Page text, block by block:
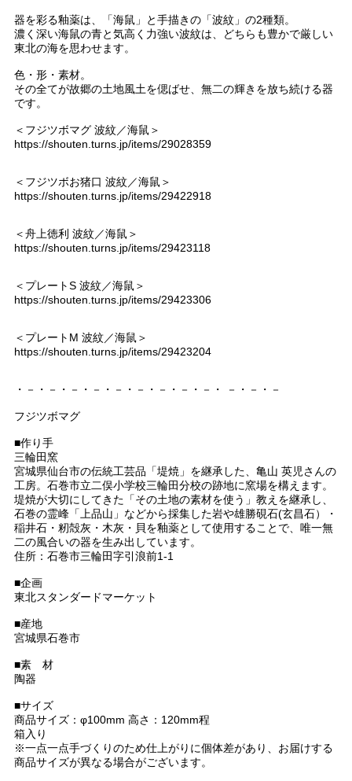
器を彩る釉薬は、「海鼠」と手描きの「波紋」の2種類。
濃く深い海鼠の青と気高く力強い波紋は、どちらも豊かで厳しい
東北の海を思わせます。
色・形・素材。
その全てが故郷の土地風土を偲ばせ、無二の輝きを放ち続ける器
です。
＜フジツボマグ 波紋／海鼠＞
https://shouten.turns.jp/items/29028359
＜フジツボお猪口 波紋／海鼠＞
https://shouten.turns.jp/items/29422918
＜舟上徳利 波紋／海鼠＞
https://shouten.turns.jp/items/29423118
＜プレートS 波紋／海鼠＞
https://shouten.turns.jp/items/29423306
＜プレートM 波紋／海鼠＞
https://shouten.turns.jp/items/29423204
・－・－・－・－・－・－・－・－・－・ －・－・－
フジツボマグ
■作り手
三輪田窯
宮城県仙台市の伝統工芸品「堤焼」を継承した、亀山 英児さんの
工房。石巻市立二俣小学校三輪田分校の跡地に窯場を構えます。
堤焼が大切にしてきた「その土地の素材を使う」教えを継承し、
石巻の霊峰「上品山」などから採集した岩や雄勝硯石(玄昌石）・
稲井石・籾殻灰・木灰・貝を釉薬として使用することで、唯一無
二の風合いの器を生み出しています。
住所：石巻市三輪田字引浪前1-1
■企画
東北スタンダードマーケット
■産地
宮城県石巻市
■素 材
陶器
■サイズ
商品サイズ：φ100mm 高さ：120mm程
箱入り
※一点一点手づくりのため仕上がりに個体差があり、お届けする
商品サイズが異なる場合がございます。